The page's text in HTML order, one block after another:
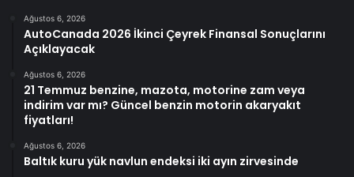
Ağustos 6, 2026
AutoCanada 2026 İkinci Çeyrek Finansal Sonuçlarını
Açıklayacak
Ağustos 6, 2026
21 Temmuz benzine, mazota, motorine zam veya
indirim var mı? Güncel benzin motorin akaryakıt
fiyatları!
Ağustos 6, 2026
Baltık kuru yük navlun endeksi iki ayın zirvesinde